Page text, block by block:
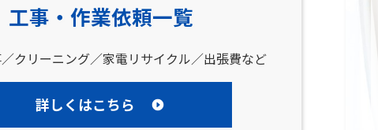
工事・作業依頼一覧
クリーニング／家電リサイクル／出張費など
詳しくはこちら